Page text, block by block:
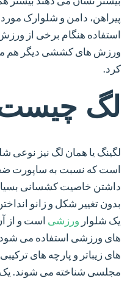
پیراهن، دامن و شلوارک
استفاده هنگام برخی از ورزش
ورزش های کششی دیگر هم
کرد.
لگ
لگینگ یا همان لگ نیز نوعی
است که نسبت به ساپورت
داشتن خاصیت کشسانی
بدون تغییر شکل و زانو
یک شلوار ورزشی است و از
های ورزشی استفاده می
های زیباتر و پارچه های
مجلسی شناخته می شوند.